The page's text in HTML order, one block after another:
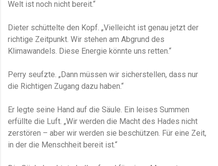
Welt ist noch nicht bereit.“
Dieter schüttelte den Kopf. „Vielleicht ist genau jetzt der
richtige Zeitpunkt. Wir stehen am Abgrund des
Klimawandels. Diese Energie könnte uns retten.“
Perry seufzte. „Dann müssen wir sicherstellen, dass nur
die Richtigen Zugang dazu haben.“
Er legte seine Hand auf die Säule. Ein leises Summen
erfüllte die Luft. „Wir werden die Macht des Hades nicht
zerstören – aber wir werden sie beschützen. Für eine Zeit,
in der die Menschheit bereit ist.“